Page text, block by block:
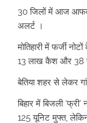
30 जिलों में आज आफत
अलर्ट ।
मोतिहारी में फर्जी
13 लाख कैश और 38
बेतिया शहर से लेकर
बिहार में बिजली
125 यूनिट मुफ्त, लेकिन